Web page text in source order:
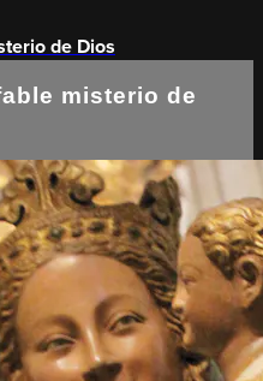
de Dios
misterio de